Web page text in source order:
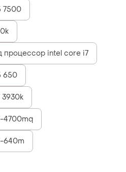
7500
процессор intel core i7
650
4700mq
640m